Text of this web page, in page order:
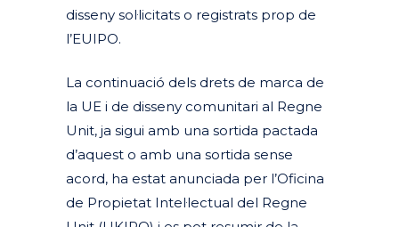
disseny sol·licitats o registrats prop de
l’EUIPO.
La continuació dels drets de marca de
la UE i de disseny comunitari al Regne
Unit, ja sigui amb una sortida pactada
d’aquest o amb una sortida sense
acord, ha estat anunciada per l’Oficina
de Propietat Intel·lectual del Regne